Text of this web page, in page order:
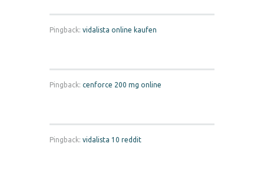
Pingback: vidalista online kaufen
Pingback: cenforce 200 mg online
Pingback: vidalista 10 reddit